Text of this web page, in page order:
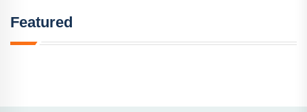
Featured